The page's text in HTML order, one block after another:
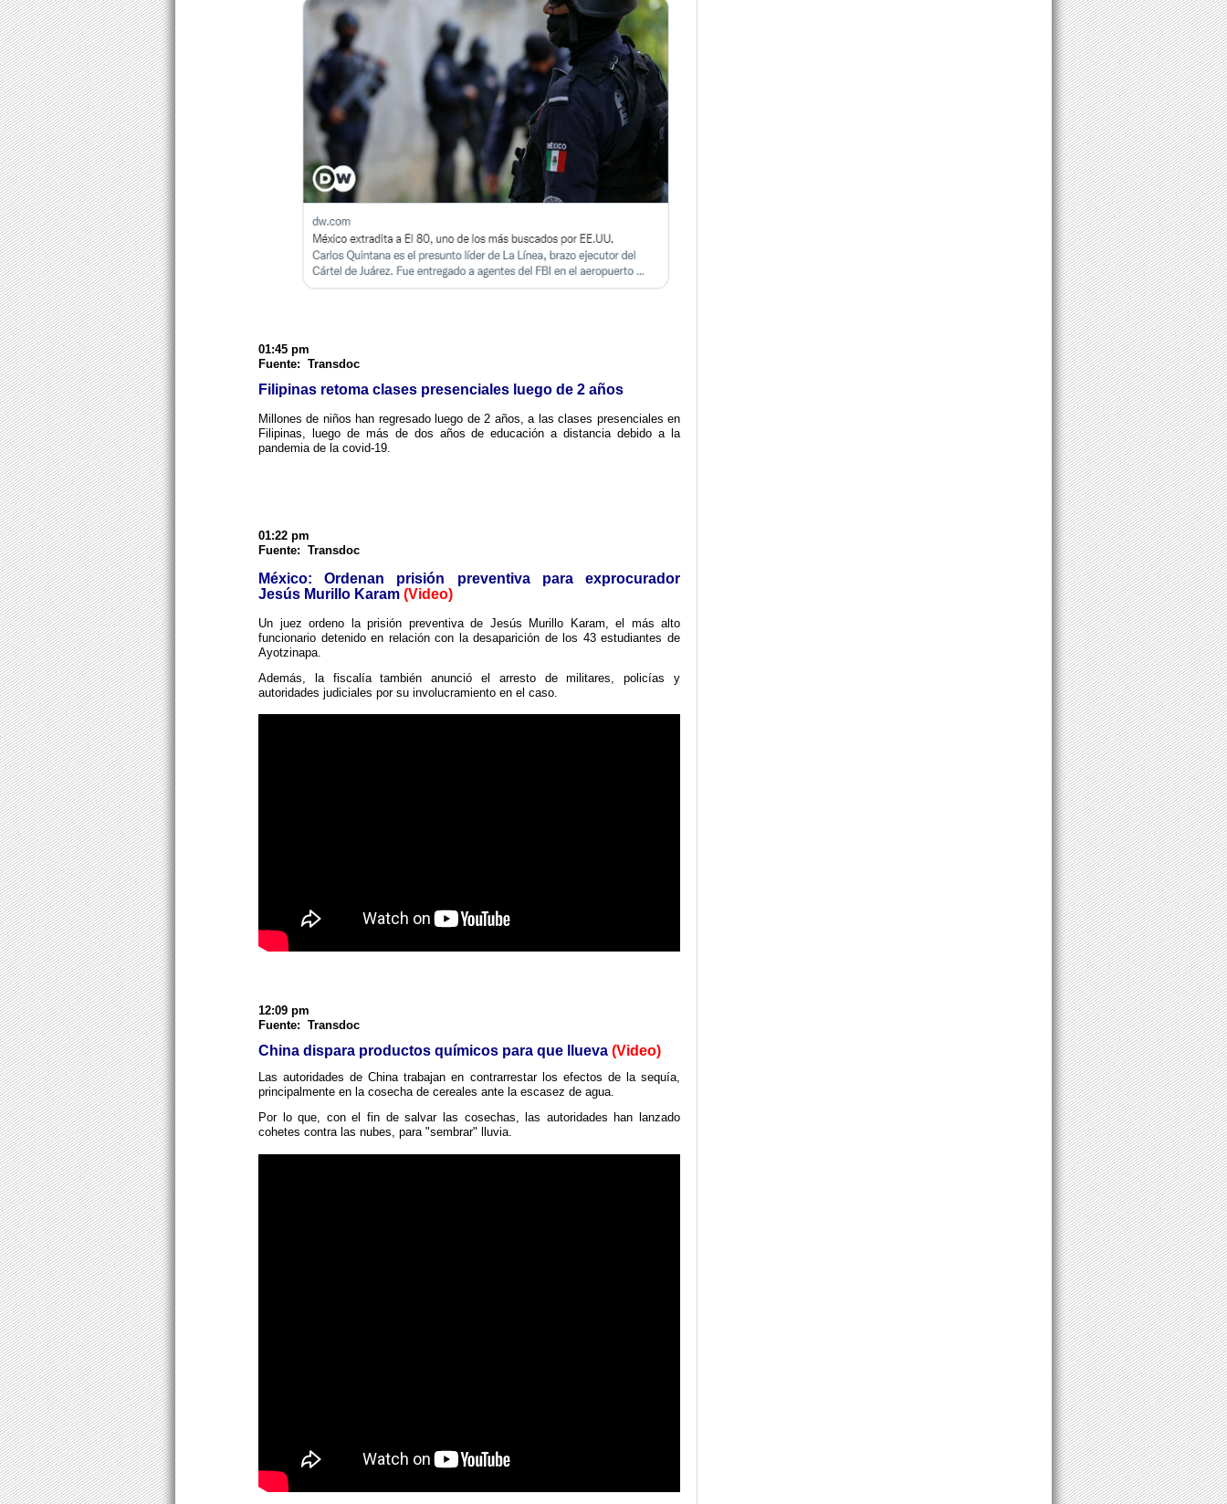
01:45 pm
Fuente: Transdoc
Filipinas retoma clases presenciales luego de 2 años
Millones de niños han regresado luego de 2 años, a las clases presenciales en
Filipinas, luego de más de dos años de educación a distancia debido a la
pandemia de la covid-19.
01:22 pm
Fuente: Transdoc
México: Ordenan prisión preventiva para exprocurador
Jesús Murillo Karam (Video)
Un juez ordeno la prisión preventiva de Jesús Murillo Karam, el más alto
funcionario detenido en relación con la desaparición de los 43 estudiantes de
Ayotzinapa.
Además, la fiscalía también anunció el arresto de militares, policías y
autoridades judiciales por su involucramiento en el caso.
12:09 pm
Fuente: Transdoc
China dispara productos químicos para que llueva (Video)
Las autoridades de China trabajan en contrarrestar los efectos de la sequía,
principalmente en la cosecha de cereales ante la escasez de agua.
Por lo que, con el fin de salvar las cosechas, las autoridades han lanzado
cohetes contra las nubes, para "sembrar" lluvia.